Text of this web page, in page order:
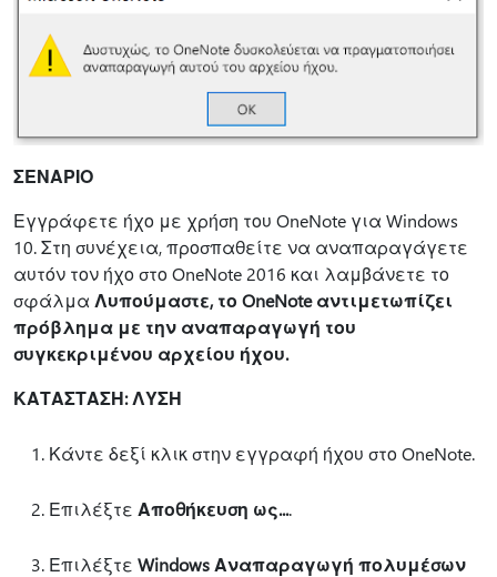
ΣΕΝΑΡΙΟ
Εγγράφετε ήχο με χρήση του OneNote για Windows
10. Στη συνέχεια, προσπαθείτε να αναπαραγάγετε
αυτόν τον ήχο στο OneNote 2016 και λαμβάνετε το
σφάλμα Λυπούμαστε, το OneNote αντιμετωπίζει
πρόβλημα με την αναπαραγωγή του
συγκεκριμένου αρχείου ήχου.
ΚΑΤΑΣΤΑΣΗ: ΛΥΣΗ
Κάντε δεξί κλικ στην εγγραφή ήχου στο OneNote.
Επιλέξτε Αποθήκευση ως....
Επιλέξτε Windows Αναπαραγωγή πολυμέσων